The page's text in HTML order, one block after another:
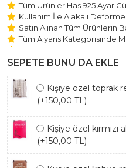
Tüm Ürünler Has 925 Ayar
Kullanım İle Alakalı
Satın Alınan Tüm Ürünlerin
Tüm Alyans Kategorisinde
Beştaş Tektaş Kolye ve
ile Hareket Edilmektedir.
SEPETE BUNU DA EKLE
Kişiye özel toprak
(+150,00 TL)
Kişiye özel
(+150,00 TL)